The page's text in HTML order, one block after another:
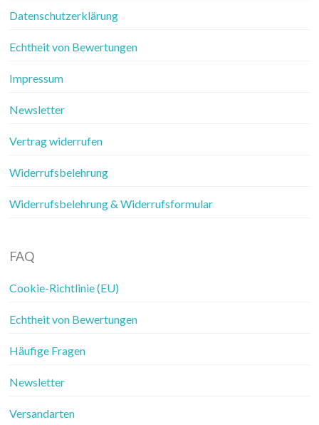
Datenschutzerklärung
Echtheit von Bewertungen
Impressum
Newsletter
Vertrag widerrufen
Widerrufsbelehrung
Widerrufsbelehrung & Widerrufsformular
FAQ
Cookie-Richtlinie (EU)
Echtheit von Bewertungen
Häufige Fragen
Newsletter
Versandarten